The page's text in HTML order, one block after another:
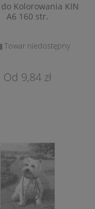
Kolorowania KIN
A6 160 str.
Towar niedostępny
9,84 zł